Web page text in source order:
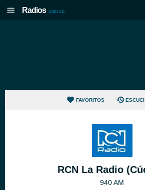
Radios .com.co
FAVORITOS
RCN La Radio
940 AM